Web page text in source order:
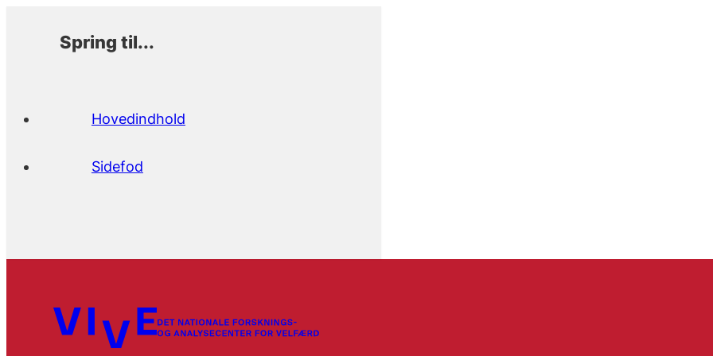
Spring til...
Hovedindhold
Sidefod